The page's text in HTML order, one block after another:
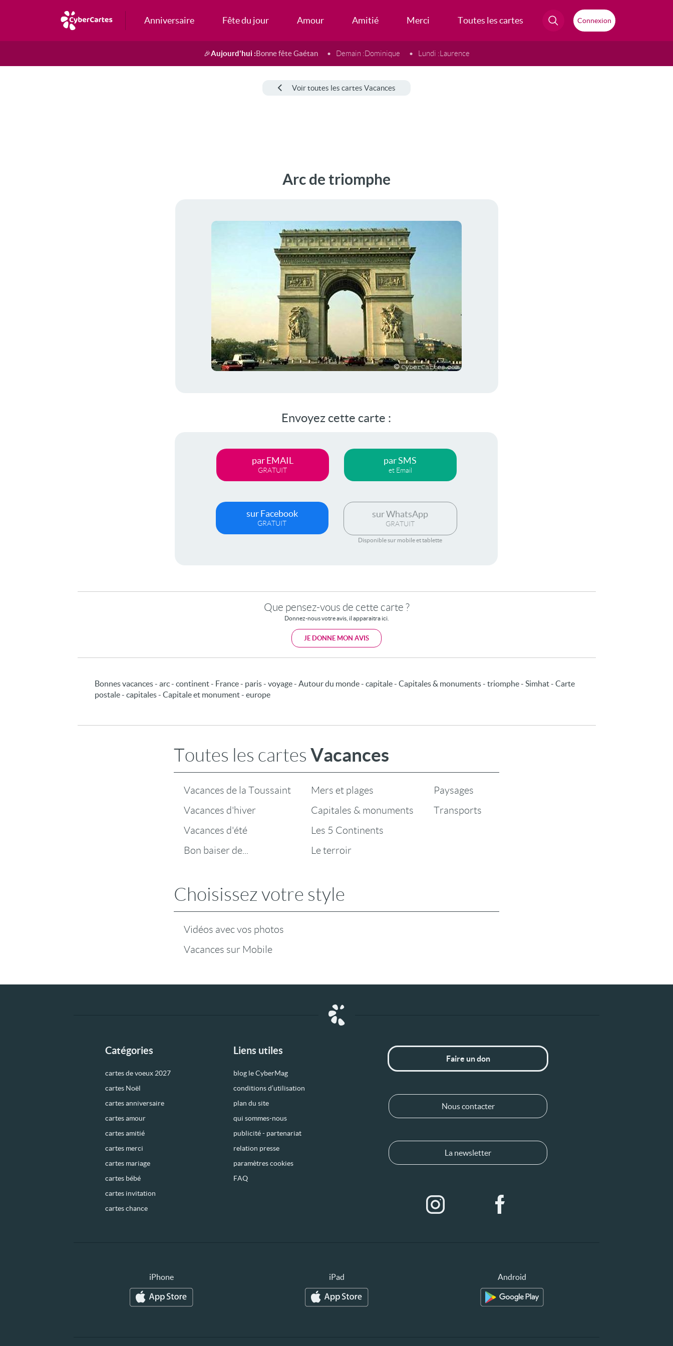
Anniversaire Fête du jour Amour Amitié Merci Toutes les cartes Connexion
🎉Aujourd'hui :Bonne fête Gaétan Demain :Dominique Lundi :Laurence
Voir toutes les cartes Vacances
Arc de triomphe
Envoyez cette carte :
par EMAIL
GRATUIT
par SMS
et Email
sur Facebook
GRATUIT
sur WhatsApp
GRATUIT
Disponible sur mobile et tablette
Que pensez-vous de cette carte ?
Donnez-nous votre avis, il apparaitra ici.
JE DONNE MON AVIS
Bonnes vacances - arc - continent - France - paris - voyage - Autour du monde - capitale - Capitales & monuments - triomphe - Simhat - Carte
postale - capitales - Capitale et monument - europe
Toutes les cartes Vacances
Vacances de la Toussaint
Vacances d'hiver
Vacances d'été
Bon baiser de...
Mers et plages
Capitales & monuments
Les 5 Continents
Le terroir
Paysages
Transports
Choisissez votre style
Vidéos avec vos photos
Vacances sur Mobile
Catégories
cartes de voeux 2027
cartes Noël
cartes anniversaire
cartes amour
cartes amitié
cartes merci
cartes mariage
cartes bébé
cartes invitation
cartes chance
Liens utiles
blog le CyberMag
conditions d’utilisation
plan du site
qui sommes-nous
publicité - partenariat
relation presse
paramètres cookies
FAQ
Faire un don
Nous contacter
La newsletter
iPhone iPad Android